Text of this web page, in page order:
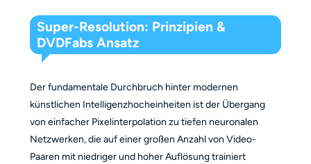
Super-Resolution: Prinzipien &
DVDFabs Ansatz
Der fundamentale Durchbruch hinter modernen
künstlichen Intelligenzhocheinheiten ist der Übergang
von einfacher Pixelinterpolation zu tiefen neuronalen
Netzwerken, die auf einer großen Anzahl von Video-
Paaren mit niedriger und hoher Auflösung trainiert